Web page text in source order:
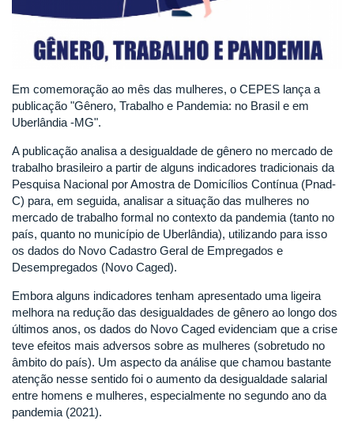
Em comemoração ao mês das mulheres, o CEPES lança a
publicação "Gênero, Trabalho e Pandemia: no Brasil e em
Uberlândia -MG".
A publicação analisa a desigualdade de gênero no mercado de
trabalho brasileiro a partir de alguns indicadores tradicionais da
Pesquisa Nacional por Amostra de Domicílios Contínua (Pnad-
C) para, em seguida, analisar a situação das mulheres no
mercado de trabalho formal no contexto da pandemia (tanto no
país, quanto no município de Uberlândia), utilizando para isso
os dados do Novo Cadastro Geral de Empregados e
Desempregados (Novo Caged).
Embora alguns indicadores tenham apresentado uma ligeira
melhora na redução das desigualdades de gênero ao longo dos
últimos anos, os dados do Novo Caged evidenciam que a crise
teve efeitos mais adversos sobre as mulheres (sobretudo no
âmbito do país). Um aspecto da análise que chamou bastante
atenção nesse sentido foi o aumento da desigualdade salarial
entre homens e mulheres, especialmente no segundo ano da
pandemia (2021).